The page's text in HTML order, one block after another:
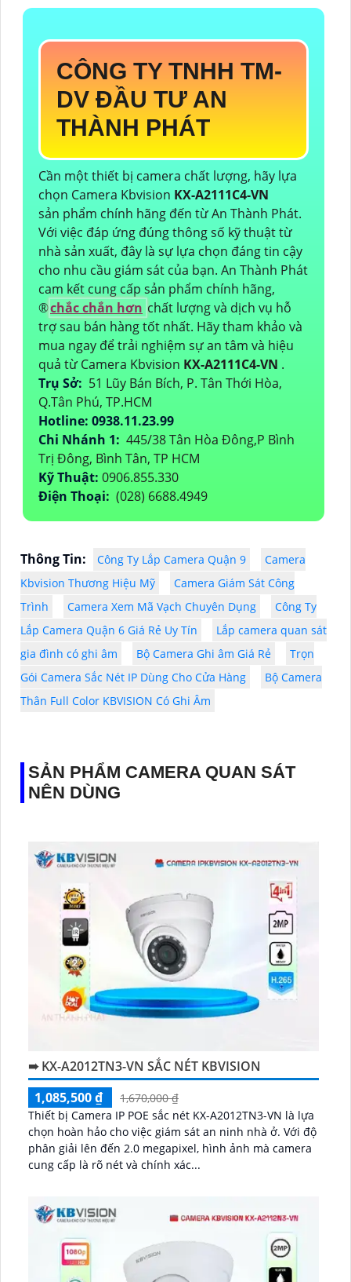
CÔNG TY TNHH TM-
DV ĐẦU TƯ AN
THÀNH PHÁT
Cần một thiết bị camera chất lượng, hãy lựa
chọn Camera Kbvision KX-A2111C4-VN
sản phẩm chính hãng đến từ An Thành Phát.
Với việc đáp ứng đúng thông số kỹ thuật từ
nhà sản xuất, đây là sự lựa chọn đáng tin cậy
cho nhu cầu giám sát của bạn. An Thành Phát
cam kết cung cấp sản phẩm chính hãng,
®️chắc chắn hơn chất lượng và dịch vụ hỗ
trợ sau bán hàng tốt nhất. Hãy tham khảo và
mua ngay để trải nghiệm sự an tâm và hiệu
quả từ Camera Kbvision KX-A2111C4-VN .
Trụ Sở: 51 Lũy Bán Bích, P. Tân Thới Hòa,
Q.Tân Phú, TP.HCM
Hotline: 0938.11.23.99
Chi Nhánh 1: 445/38 Tân Hòa Đông,P Bình
Trị Đông, Bình Tân, TP HCM
Kỹ Thuật: 0906.855.330
Điện Thoại: (028) 6688.4949
Thông Tin: Công Ty Lắp Camera Quận 9
Camera
Kbvision Thương Hiệu Mỹ
Camera Giám Sát Công
Trình
Camera Xem Mã Vạch Chuyên Dụng
Công Ty
Lắp Camera Quận 6 Giá Rẻ Uy Tín
Lắp camera quan sát
gia đình có ghi âm
Bộ Camera Ghi âm Giá Rẻ
Trọn
Gói Camera Sắc Nét IP Dùng Cho Cửa Hàng
Bộ Camera
Thân Full Color KBVISION Có Ghi Âm
SẢN PHẨM CAMERA QUAN SÁT
NÊN DÙNG
➠ KX-A2012TN3-VN SẮC NÉT KBVISION
1,085,500 ₫
1,670,000 ₫
Thiết bị Camera IP POE sắc nét KX-A2012TN3-VN là lựa
chọn hoàn hảo cho việc giám sát an ninh nhà ở. Với độ
phân giải lên đến 2.0 megapixel, hình ảnh mà camera
cung cấp là rõ nét và chính xác...